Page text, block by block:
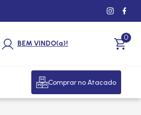
BEM VINDO(a)!
0
Comprar no Atacado